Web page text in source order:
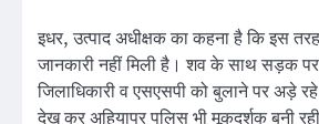
इधर, उत्पाद अधीक्षक का कहना है कि इस
जानकारी नहीं मिली है। शव के साथ सड़क
जिलाधिकारी व एसएसपी को बुलाने पर अड़े
देख कर अहियापुर पुलिस भी मूकदर्शक बनी